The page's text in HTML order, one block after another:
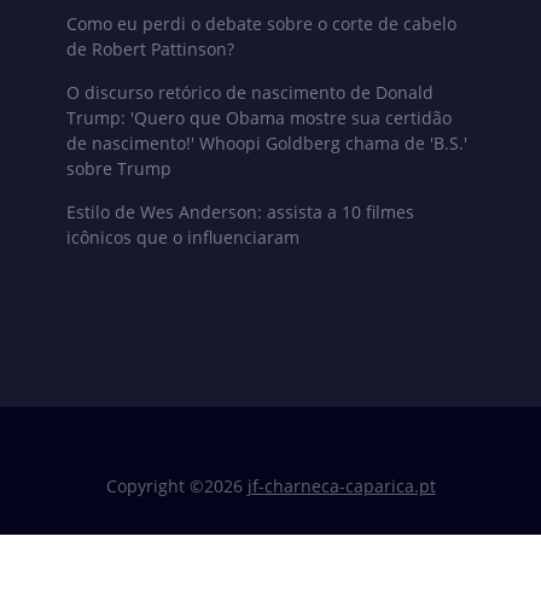
Como eu perdi o debate sobre o corte de cabelo
de Robert Pattinson?
O discurso retórico de nascimento de Donald
Trump: 'Quero que Obama mostre sua certidão
de nascimento!' Whoopi Goldberg chama de 'B.S.'
sobre Trump
Estilo de Wes Anderson: assista a 10 filmes
icônicos que o influenciaram
Copyright ©2026 jf-charneca-caparica.pt